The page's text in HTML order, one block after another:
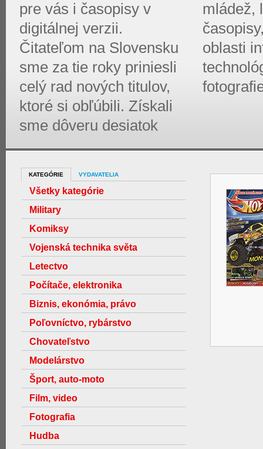
pre vás i časopisy v
digitálnej verzii.
Čitateľom na Slovensku
sme za tie roky priniesli
celý rad nových titulov,
ktoré si obľúbili. Získali
sme dôveru desiatok
mládež,
oblasti
KATEGÓRIE VYDAVATELIA
Všetky kategórie
Military
Komiksy
Vojenská technika světa
Letectvo
Počítače, elektronika
Biznis, ekonómia, právo
Poľovníctvo, rybárstvo
Chovateľstvo
Modelárstvo
Šport, auto-moto
Film, video
Fotografia
Hudba